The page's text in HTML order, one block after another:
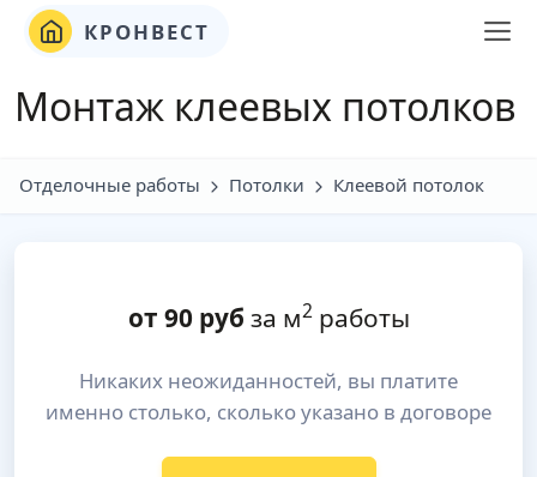
КРОНВЕСТ
Монтаж клеевых потолков
Отделочные работы Потолки Клеевой потолок
от 90руб за м2работы
Никаких неожиданностей, вы платите
именно столько, сколько указано в договоре